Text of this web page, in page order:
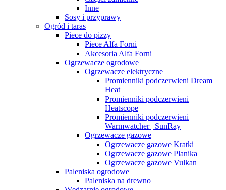
Inne
Sosy i przyprawy
Ogród i taras
Piece do pizzy
Piece Alfa Forni
Akcesoria Alfa Forni
Ogrzewacze ogrodowe
Ogrzewacze elektryczne
Promienniki podczerwieni Dream
Heat
Promienniki podczerwieni
Heatscope
Promienniki podczerwieni
Warmwatcher | SunRay
Ogrzewacze gazowe
Ogrzewacze gazowe Kratki
Ogrzewacze gazowe Planika
Ogrzewacze gazowe Vulkan
Paleniska ogrodowe
Paleniska na drewno